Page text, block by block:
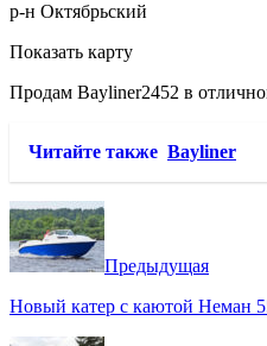
р-н Октябрьский
Показать карту
Продам Bayliner2452 в
Читайте также Bayliner
Предыдущая
Новый катер с каютой Неман